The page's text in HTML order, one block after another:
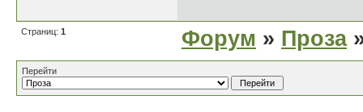
Страниц: 1 Форум » Проза
Перейти